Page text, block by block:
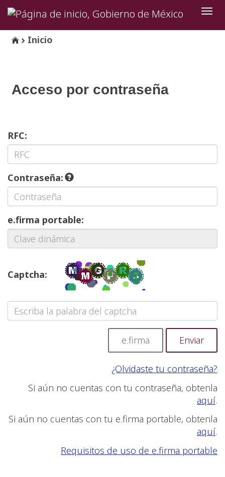
Inicio
Acceso por contraseña
RFC:
Contraseña:
e.firma portable:
Captcha:
e.firma
¿Olvidaste tu contraseña?
Si aún no cuentas con tu contraseña, obtenla
aquí.
Si aún no cuentas con tu e.firma portable, obtenla
aquí.
Requisitos de uso de e.firma portable